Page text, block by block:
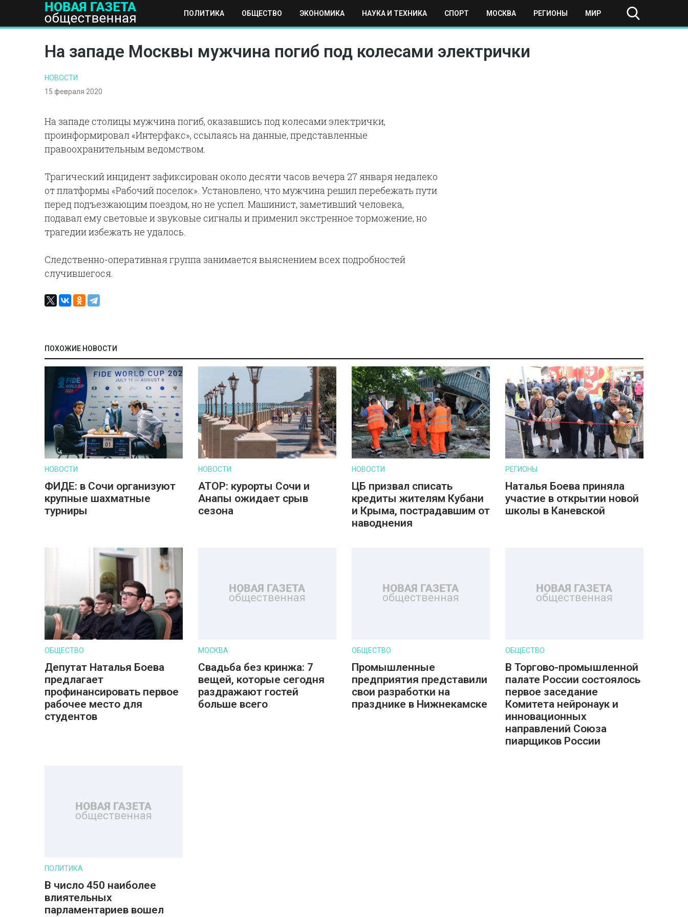
ПОЛИТИКА ОБЩЕСТВО ЭКОНОМИКА НАУКА И ТЕХНИКА СПОРТ МОСКВА РЕГИОНЫ МИР
ПОЛИТИКА ОБЩЕСТВО ЭКОНОМИКА НАУКА И ТЕХНИКА СПОРТ МОСКВА РЕГИОНЫ МИР
На западе Москвы мужчина погиб под колесами электрички
НОВОСТИ
15 февраля 2020
На западе столицы мужчина погиб, оказавшись под колесами электрички,
проинформировал «Интерфакс», ссылаясь на данные, представленные
правоохранительным ведомством.
Трагический инцидент зафиксирован около десяти часов вечера 27 января недалеко
от платформы «Рабочий поселок». Установлено, что мужчина решил перебежать пути
перед подъезжающим поездом, но не успел. Машинист, заметивший человека,
подавал ему световые и звуковые сигналы и применил экстренное торможение, но
трагедии избежать не удалось.
Следственно-оперативная группа занимается выяснением всех подробностей
случившегося.
ПОХОЖИЕ НОВОСТИ
НОВОСТИ
ФИДЕ: в Сочи организуют
крупные шахматные
турниры
НОВОСТИ
АТОР: курорты Сочи и
Анапы ожидает срыв
сезона
НОВОСТИ
ЦБ призвал списать
кредиты жителям Кубани
и Крыма, пострадавшим от
наводнения
РЕГИОНЫ
Наталья Боева приняла
участие в открытии новой
школы в Каневской
ОБЩЕСТВО
Депутат Наталья Боева
предлагает
профинансировать первое
рабочее место для
студентов
МОСКВА
Свадьба без кринжа: 7
вещей, которые сегодня
раздражают гостей
больше всего
ОБЩЕСТВО
Промышленные
предприятия представили
свои разработки на
празднике в Нижнекамске
ОБЩЕСТВО
В Торгово-промышленной
палате России состоялось
первое заседание
Комитета нейронаук и
инновационных
направлений Союза
пиарщиков России
ПОЛИТИКА
В число 450 наиболее
влиятельных
парламентариев вошел